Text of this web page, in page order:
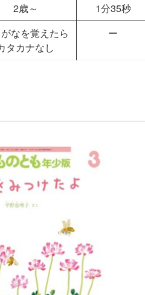
2歳～
1分35秒
なを覚えたら
タカナなし
ー